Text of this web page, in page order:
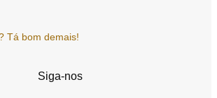
Tá bom demais!
Siga-nos